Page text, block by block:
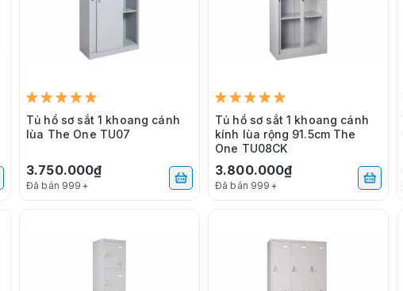
Tủ hồ sơ sắt 1 khoang cánh
lùa The One TU07
3.750.000₫
Đã bán 999+
Tủ hồ sơ sắt 1 khoang cánh
kính lùa rộng 91.5cm The
One TU08CK
3.800.000₫
Đã bán 999+